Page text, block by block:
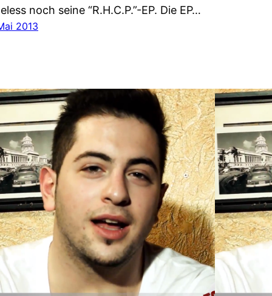
noch seine “R.H.C.P.”-EP. Die EP…
2013